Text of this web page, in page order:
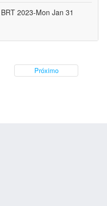
2023-Mon Jan 31
Próximo